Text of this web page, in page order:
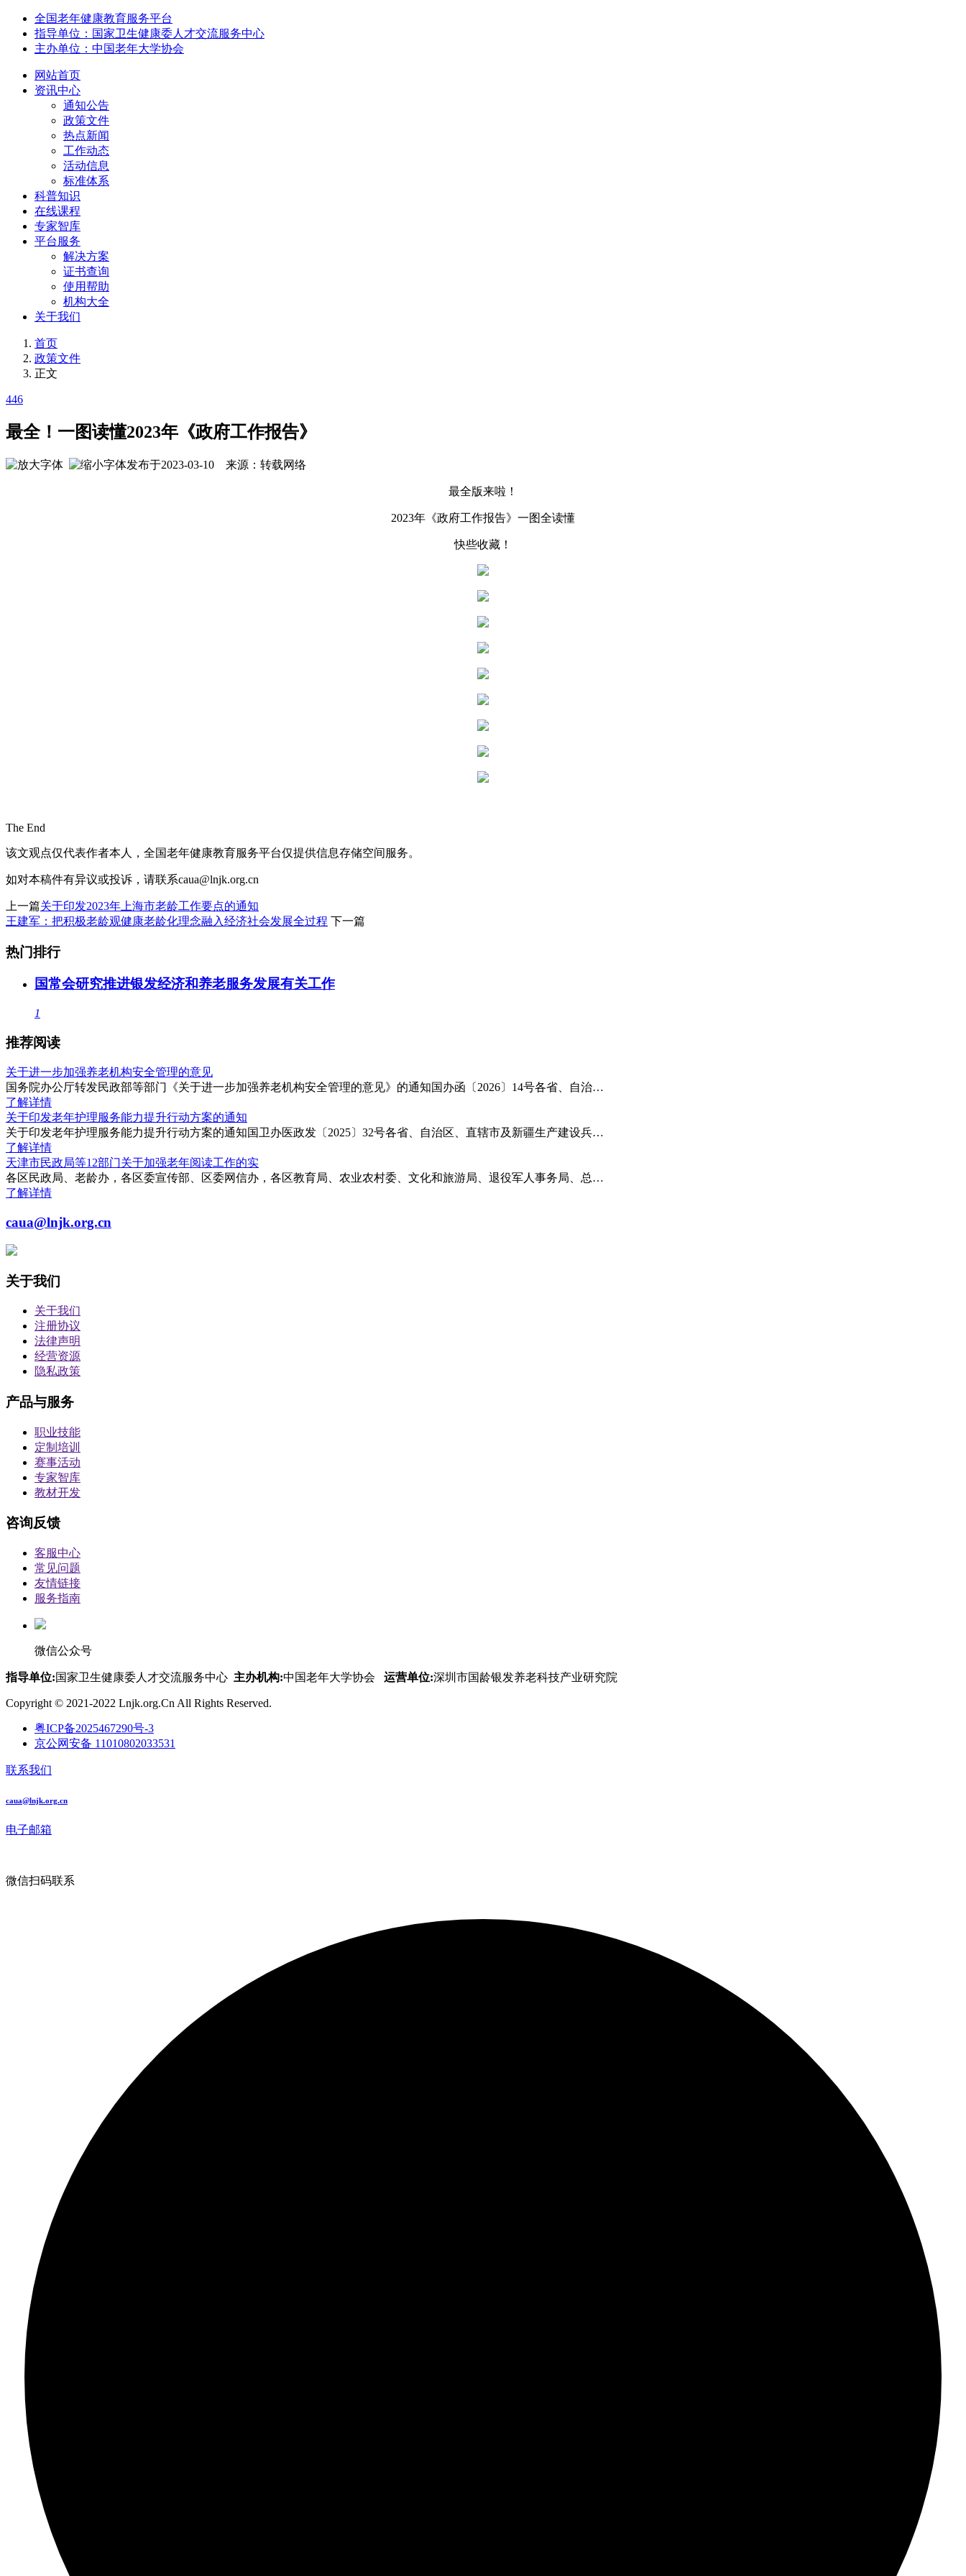
全国老年健康教育服务平台
指导单位：国家卫生健康委人才交流服务中心
主办单位：中国老年大学协会
网站首页
资讯中心
通知公告
政策文件
热点新闻
工作动态
活动信息
标准体系
科普知识
在线课程
专家智库
平台服务
解决方案
证书查询
使用帮助
机构大全
关于我们
首页
政策文件
正文
446
最全！一图读懂2023年《政府工作报告》
发布于2023-03-10 来源：转载网络
最全版来啦！
2023年《政府工作报告》一图全读懂
快些收藏！
The End
该文观点仅代表作者本人，全国老年健康教育服务平台仅提供信息存储空间服务。
如对本稿件有异议或投诉，请联系caua@lnjk.org.cn
上一篇关于印发2023年上海市老龄工作要点的通知
王建军：把积极老龄观健康老龄化理念融入经济社会发展全过程 下一篇
热门排行
国常会研究推进银发经济和养老服务发展有关工作
1
推荐阅读
关于进一步加强养老机构安全管理的意见
国务院办公厅转发民政部等部门《关于进一步加强养老机构安全管理的意见》的通知国办函〔2026〕14号各省、自治…
了解详情
关于印发老年护理服务能力提升行动方案的通知
关于印发老年护理服务能力提升行动方案的通知国卫办医政发〔2025〕32号各省、自治区、直辖市及新疆生产建设兵…
了解详情
天津市民政局等12部门关于加强老年阅读工作的实
各区民政局、老龄办，各区委宣传部、区委网信办，各区教育局、农业农村委、文化和旅游局、退役军人事务局、总…
了解详情
caua@lnjk.org.cn
关于我们
关于我们
注册协议
法律声明
经营资源
隐私政策
产品与服务
职业技能
定制培训
赛事活动
专家智库
教材开发
咨询反馈
客服中心
常见问题
友情链接
服务指南
微信公众号
指导单位:国家卫生健康委人才交流服务中心 主办机构:中国老年大学协会 运营单位:深圳市国龄银发养老科技产业研究院
Copyright © 2021-2022 Lnjk.org.Cn All Rights Reserved.
粤ICP备2025467290号-3
京公网安备 11010802033531
联系我们
caua@lnjk.org.cn
电子邮箱
微信扫码联系